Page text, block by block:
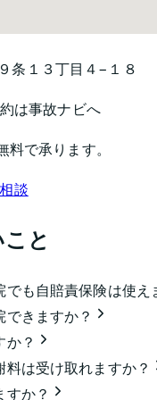
条１３丁目４−１８
は事故ナビへ
で承ります。
談
と
も自賠責保険は使え
きますか？
か？
は受け取れますか？
か？